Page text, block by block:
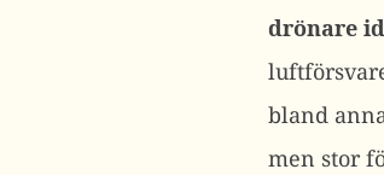
drönare
bland
men stor